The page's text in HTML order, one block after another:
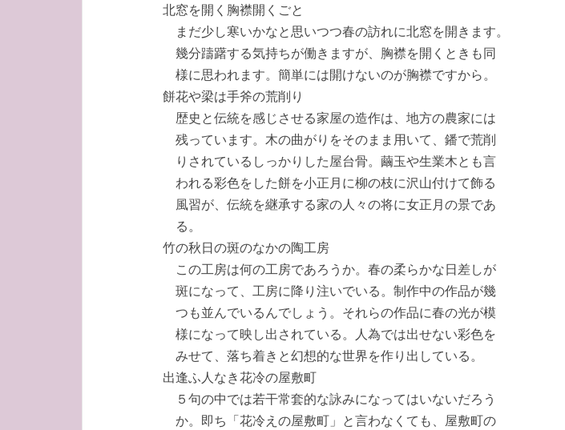
北窓を開く胸襟開くごと
まだ少し寒いかなと思いつつ春の訪れに北窓を開きます。
幾分躊躇する気持ちが働きますが、胸襟を開くときも同
様に思われます。簡単には開けないのが胸襟ですから。
餅花や梁は手斧の荒削り
歴史と伝統を感じさせる家屋の造作は、地方の農家には
残っています。木の曲がりをそのまま用いて、鐇で荒削
りされているしっかりした屋台骨。繭玉や生業木とも言
われる彩色をした餅を小正月に柳の枝に沢山付けて飾る
風習が、伝統を継承する家の人々の将に女正月の景であ
る。
竹の秋日の斑のなかの陶工房
この工房は何の工房であろうか。春の柔らかな日差しが
斑になって、工房に降り注いでいる。制作中の作品が幾
つも並んでいるんでしょう。それらの作品に春の光が模
様になって映し出されている。人為では出せない彩色を
みせて、落ち着きと幻想的な世界を作り出している。
出逢ふ人なき花冷の屋敷町
５句の中では若干常套的な詠みになってはいないだろう
か。即ち「花冷えの屋敷町」と言わなくても、屋敷町の